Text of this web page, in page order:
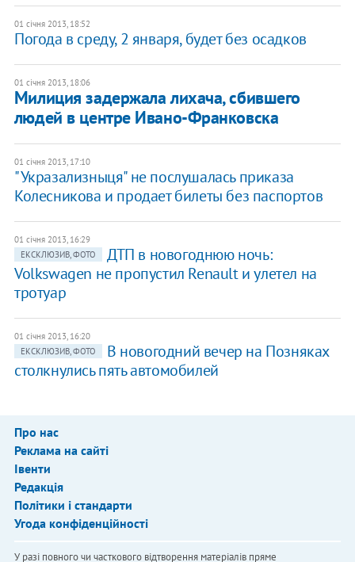
01 січня 2013, 18:52
Погода в среду, 2 января, будет без осадков
01 січня 2013, 18:06
Милиция задержала лихача, сбившего
людей в центре Ивано-Франковска
01 січня 2013, 17:10
"Укразализныця" не послушалась приказа
Колесникова и продает билеты без паспортов
01 січня 2013, 16:29
ЕКСКЛЮЗИВ, ФОТО
ДТП в новогоднюю ночь:
Volkswagen не пропустил Renault и улетел на
тротуар
01 січня 2013, 16:20
ЕКСКЛЮЗИВ, ФОТО
В новогодний вечер на Позняках
столкнулись пять автомобилей
Про нас
Реклама на сайті
Івенти
Редакція
Політики і стандарти
Угода конфіденційності
У разі повного чи часткового відтворення матеріалів пряме